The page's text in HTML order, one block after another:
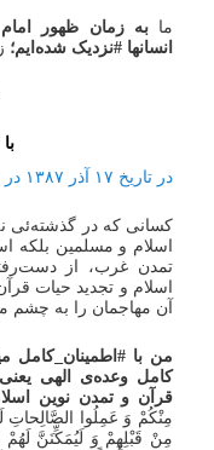
مابه زمان ظهور
انسانها #نزدیک شده‌ایم؛
در تاریخ ۱۷ آذر ۱۳۸۷ در پیام به کنگره عظیم حج
کسانی که در گذشته‌ئی
اسلام و مسلمین بلکه
تمدن غرب، از
اسلام و تجدید حیات
آن مهاجمان را به چشم
من با #اطمینان_کامل
کامل وعده‌ی الهی
قرآن و تمدن نوین
مِنْکُمْ وَ عَمِلُوا
مِنْ قَبْلِهِمْ وَ لَیُمَکِّنَنَّ لَهُمْ